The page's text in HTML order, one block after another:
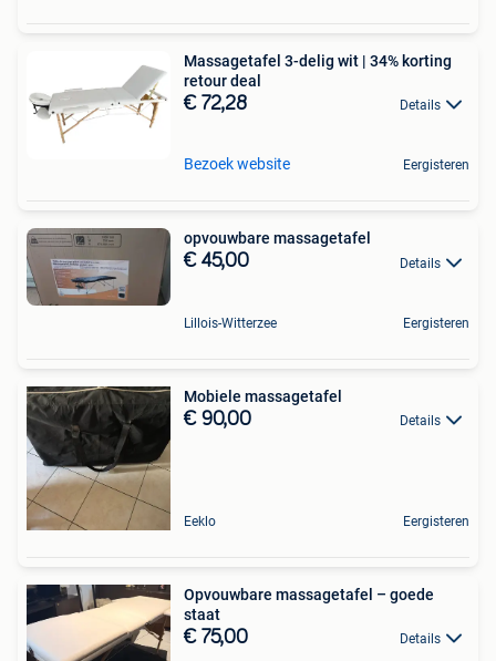
Massagetafel 3-delig wit | 34% korting
retour deal
€ 72,28 Details
Bezoek website Eergisteren
opvouwbare massagetafel
€ 45,00 Details
Lillois-Witterzee Eergisteren
Mobiele massagetafel
€ 90,00 Details
Eeklo Eergisteren
Opvouwbare massagetafel – goede
staat
€ 75,00 Details